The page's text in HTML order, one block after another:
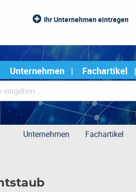
Ihr Unternehmen eintragen
Unternehmen Fachartikel
Unternehmen Fachartikel